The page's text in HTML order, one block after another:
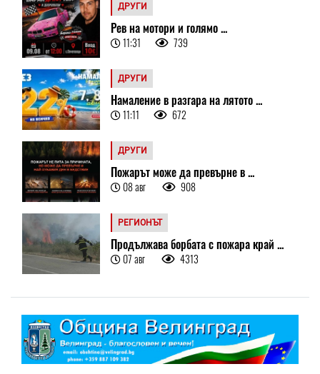
ДРУГИ
Рев на мотори и голямо ...
11:31 739
ДРУГИ
Намаление в разгара на лятото ...
11:11 672
ДРУГИ
Пожарът може да превърне в ...
08 авг 908
РЕГИОНЪТ
Продължава борбата с пожара край ...
07 авг 4313